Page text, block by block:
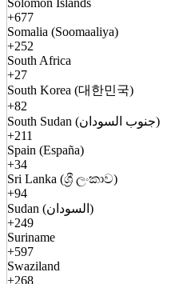
Solomon Islands
+677
Somalia (Soomaaliya)
+252
South Africa
+27
South Korea (대한민국)
+82
South Sudan (جنوب السودان)
+211
Spain (España)
+34
Sri Lanka (ශ්‍රී ලංකාව)
+94
Sudan (السودان)
+249
Suriname
+597
Swaziland
+268